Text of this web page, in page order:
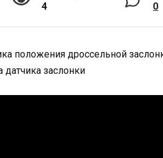
4 0